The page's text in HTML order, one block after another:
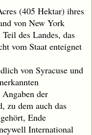
(405 Hektar) ihres
von New York
des Landes, das
vom Staat enteignet
von Syracuse und
der
zu dem auch das
Ende
International